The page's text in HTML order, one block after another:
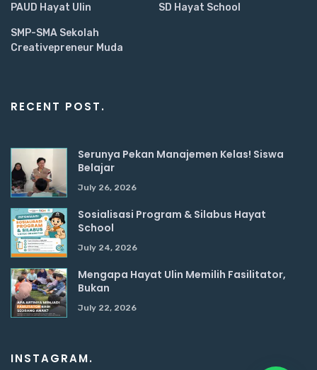
PAUD Hayat Ulin SD Hayat School
SMP-SMA Sekolah
Creativepreneur Muda
RECENT POST.
Serunya Pekan Manajemen Kelas! Siswa
Belajar
July 26, 2026
Sosialisasi Program & Silabus Hayat
School
July 24, 2026
Mengapa Hayat Ulin Memilih Fasilitator,
Bukan
July 22, 2026
INSTAGRAM.